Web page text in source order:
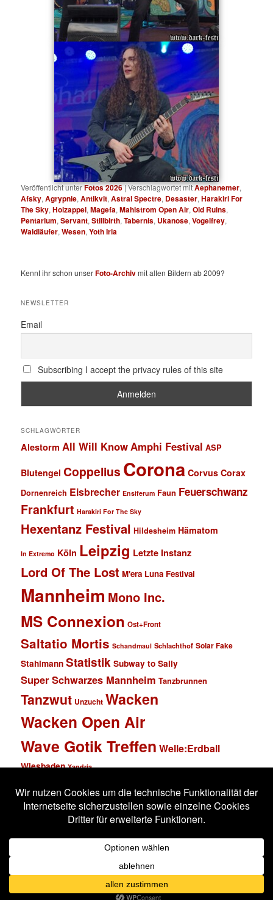
Veröffentlicht unterFotos 2026|Verschlagwortet mitAephanemer,
Afsky,Agrypnie,Antikvlt,Astral Spectre, Desaster,Harakiri For
The Sky,Holzappel,Magefa,Mahlstrom Open Air,Old Ruins,
Pentarium,Servant,Stillbirth,Tabernis, Ukanose,Vogelfrey,
Waldläufer,Wesen,Yoth Iria
Kennt ihr schon unserFoto-Archivmit alten Bildern ab 2009?
NEWSLETTER
Email
Subscribing I accept the privacy rules of this site
SCHLAGWÖRTER
Alestorm All Will KnowAmphi Festival ASP
Blutengel Coppelius Corona Corvus Corax
Dornenreich Eisbrecher Ensiferum Faun Feuerschwanz
Frankfurt Harakiri For The Sky
Hexentanz Festival Hildesheim Hämatom
In Extremo Köln Leipzig Letzte Instanz
Lord Of The Lost M'era Luna Festival
Mannheim Mono Inc.
MS Connexion Ost+Front
Saltatio Mortis Schandmaul Schlachthof Solar Fake
Stahlmann Statistik Subway to Sally
Super Schwarzes Mannheim Tanzbrunnen
Tanzwut Unzucht Wacken
Wacken Open Air
Wave Gotik Treffen Welle:Erdball
Wiesbaden Xandria
Impressum
Stolz präsentiert von WordPress